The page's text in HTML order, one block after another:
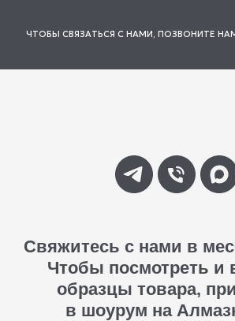
ЧТОБЫ СВЯЗАТЬСЯ С НАМИ, ПОЗВОНИТЕ
Свяжитесь с нами в
Чтобы посмотреть и
образцы товара,
в шоурум на